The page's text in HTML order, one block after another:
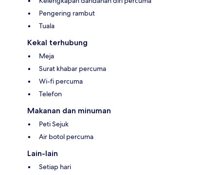
Pengering rambut
Tuala
Kekal terhubung
Meja
Surat khabar percuma
Wi-fi percuma
Telefon
Makanan dan minuman
Peti Sejuk
Air botol percuma
Lain-lain
Setiap hari